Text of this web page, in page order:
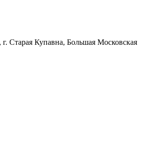
г. Старая Купавна, Большая Московская